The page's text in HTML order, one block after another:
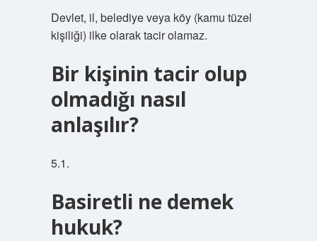
Devlet, il, belediye veya köy (kamu tüzel
kişiliği) ilke olarak tacir olamaz.
Bir kişinin tacir olup
olmadığı nasıl
anlaşılır?
5.1.
Basiretli ne demek
hukuk?